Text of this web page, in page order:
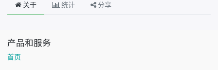
关于 统计 分享
产品和服务
首页